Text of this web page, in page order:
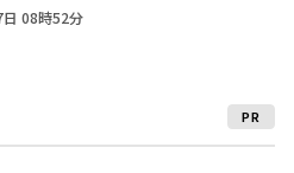
08時52分
PR